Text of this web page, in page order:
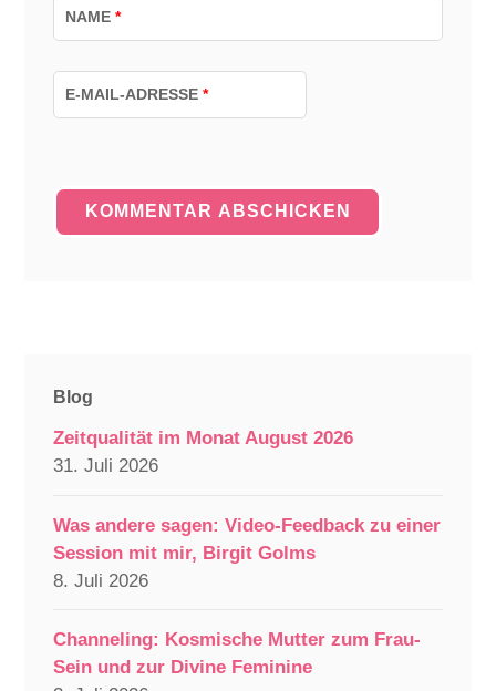
NAME*
E-MAIL-ADRESSE*
Blog
Zeitqualität im Monat August 2026
31. Juli 2026
Was andere sagen: Video-Feedback zu einer
Session mit mir, Birgit Golms
8. Juli 2026
Channeling: Kosmische Mutter zum Frau-
Sein und zur Divine Feminine